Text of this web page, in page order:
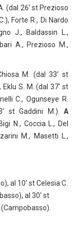
(dal 26′ st Prezioso
Forte R., Di Nardo
J., Baldassin L.,
A., Prezioso M.,
M. (dal 33′ st
S. M. (dal 37′ st
C., Ogunseye R.
st Gaddini M.). A
N., Coccia L., Del
M., Masetti L.,
al 10′ st Celesia C.
al 30′ st
(Campobasso).